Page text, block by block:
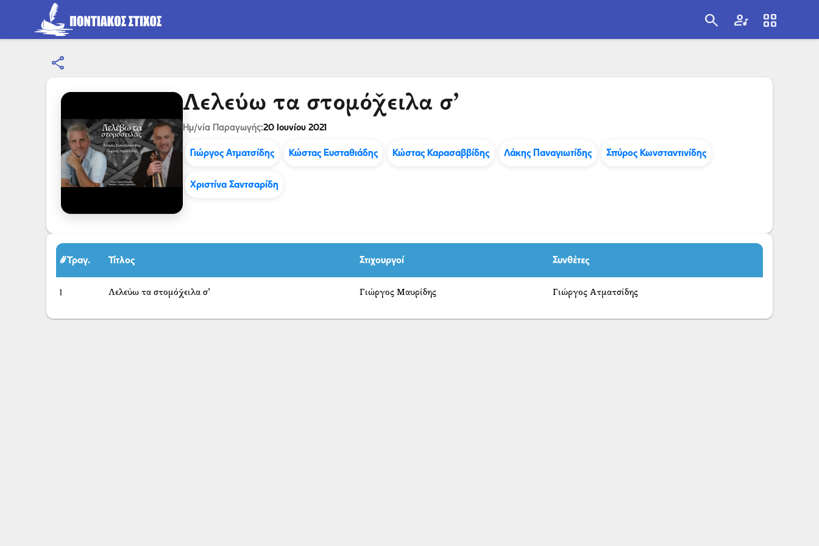
search artist view_cozy
share
Λελεύω τα στομόχ̌ειλα σ’
Ημ/νία Παραγωγής:20 Ιουνίου 2021
Γιώργος Ατματσίδης Κώστας Ευσταθιάδης Κώστας Καρασαββίδης Λάκης Παναγιωτίδης Σπύρος Κωνσταντινίδης
Χριστίνα Σαντσαρίδη
#Τραγ. Τίτλος Στιχουργοί Συνθέτες
1 Λελεύω τα στομόχ̌ειλα σ’ Γιώργος Μαυρίδης Γιώργος Ατματσίδης